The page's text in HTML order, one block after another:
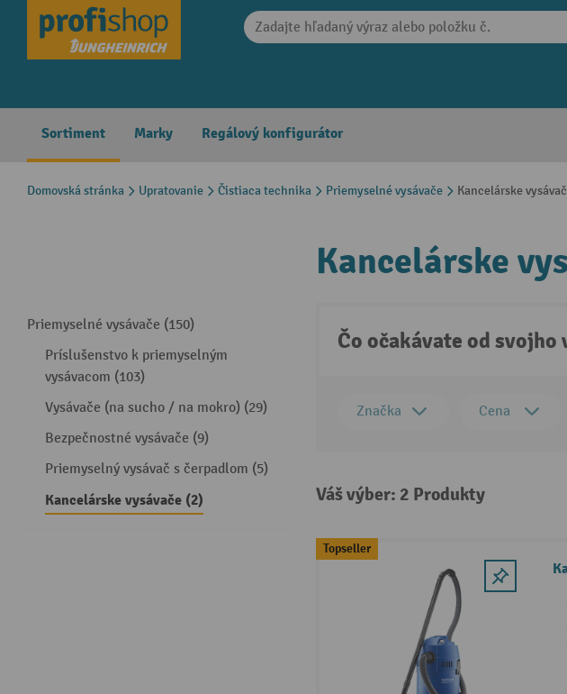
Skip to main navigation
Sortiment Marky Regálový konfigurátor
Domovská stránka Upratovanie Čistiaca technika Priemyselné vysávače Kancelárske
Priemyselné vysávače (150)
Príslušenstvo k priemyselným
vysávacom (103)
Vysávače (na sucho / na mokro) (29)
Bezpečnostné vysávače (9)
Priemyselný vysávač s čerpadlom (5)
Kancelárske vysávače (2)
Kancelárske
Čo očakávate od svojho
Značka Cena
Váš výber: 2 Produkty
Topseller